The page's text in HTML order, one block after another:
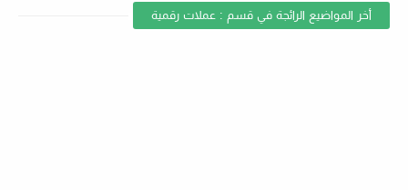
أخر المواضيع الرائجة في قسم : عملات رقمية